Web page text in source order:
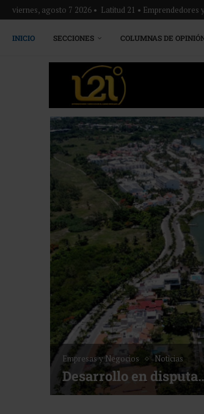
viernes, agosto 7 2026 • Latitud 21 •
INICIO SECCIONES COLUMNAS DE
Empresas y Negocios Noticias
Desarrollo en